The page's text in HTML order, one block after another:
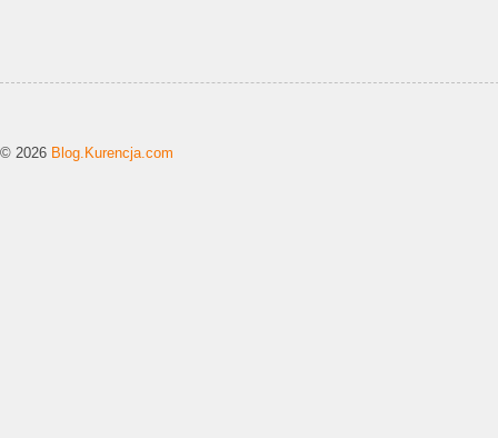
© 2026 Blog.Kurencja.com